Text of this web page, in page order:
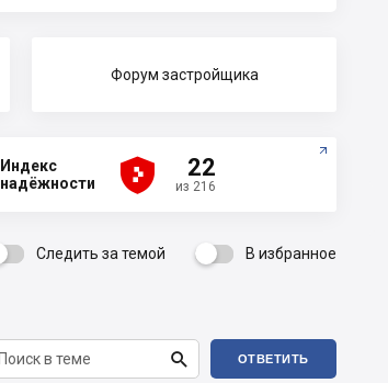
Форум застройщика
Индекс
надёжности




 22
из 216
Следить за темой  В избранное
 ОТВЕТИТЬ